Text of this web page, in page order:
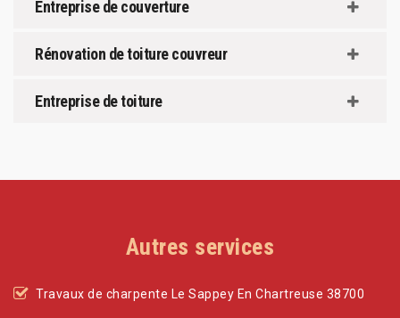
Entreprise de couverture
Rénovation de toiture couvreur
Entreprise de toiture
Autres services
Travaux de charpente Le Sappey En Chartreuse 38700